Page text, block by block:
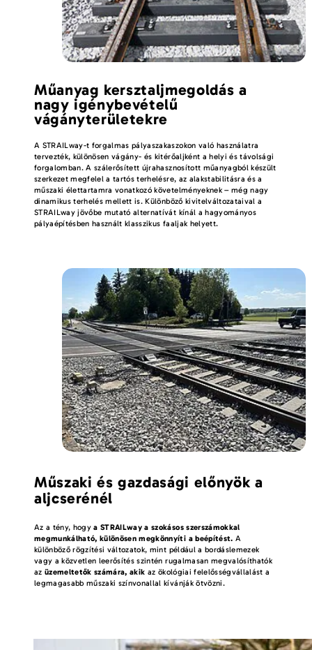
Műanyag kersztaljmegoldás a
nagy igénybevételű
vágányterületekre
A STRAILway-t forgalmas pályaszakaszokon való használatra
tervezték, különösen vágány- és kitérőaljként a helyi és távolsági
forgalomban. A szálerősített újrahasznosított műanyagból készült
szerkezet megfelel a tartós terhelésre, az alakstabilitásra és a
műszaki élettartamra vonatkozó követelményeknek – még nagy
dinamikus terhelés mellett is. Különböző kivitelváltozataival a
STRAILway jövőbe mutató alternatívát kínál a hagyományos
pályaépítésben használt klasszikus faaljak helyett.
Műszaki és gazdasági előnyök a
aljcserénél
Az a tény, hogya STRAILway a szokásos szerszámokkal
megmunkálható, különösen megkönnyíti a beépítést. A
különböző rögzítési változatok, mint például a bordáslemezek
vagy a közvetlen leerősítés szintén rugalmasan megvalósíthatók
az üzemeltetők számára, akik az ökológiai felelősségvállalást a
legmagasabb műszaki színvonallal kívánják ötvözni.